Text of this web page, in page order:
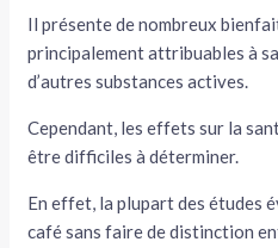
Il présente de nombreux
principalement attribuables à
d’autres substances actives.
Cependant, les effets sur la
être difficiles à déterminer.
En effet, la plupart des études
café sans faire de distinction